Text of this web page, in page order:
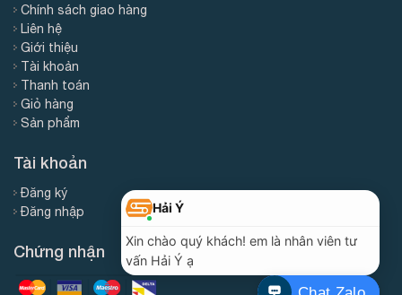
Chính sách giao hàng
Liên hệ
Giới thiệu
Tài khoản
Thanh toán
Giỏ hàng
Sản phẩm
Tài khoản
Đăng ký
Đăng nhập
Chứng nhận